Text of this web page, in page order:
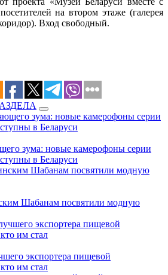
на втором этаже (галерея
Вход свободный.
зума: новые камерофоны серии
в Беларуси
Шабанам посвятили модную
экспортера пищевой
им стал